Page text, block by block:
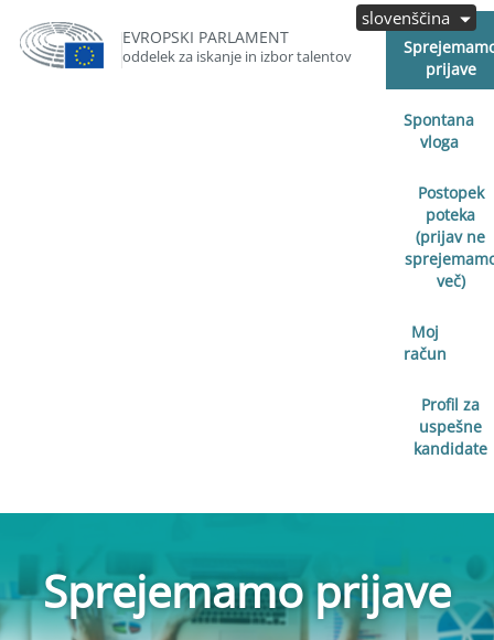
EVROPSKI PARLAMENT
oddelek za iskanje in izbor talentov
prijave
Spontana
vloga
Postopek
poteka
(prijav ne
več)
Moj
račun
Profil za
uspešne
kandidate
slovenščina
Sprejemamo prijave